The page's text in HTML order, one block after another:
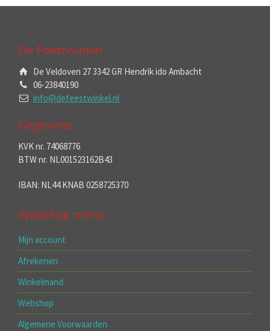
De Feestwinkel
De Veldoven 27 3342 GR Hendrik ido Ambacht
06-23840190
info@defeestwinkel.nl
Gegevens
KVK nr. 74068776
BTW nr. NL001523162B43
IBAN: NL44 KNAB 0258725370
Webshop menu
Mijn account
Afrekenen
Winkelmand
Webshop
Algemene Voorwaarden